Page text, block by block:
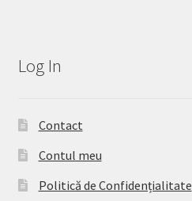
Log In
Contact
Contul meu
Politică de Confidențialitate